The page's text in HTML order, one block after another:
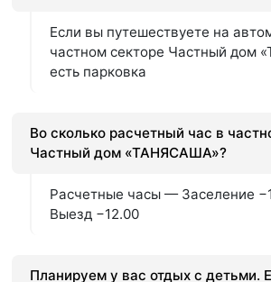
Если вы путешествуете на
частном секторе Частный дом
есть парковка
Во сколько расчетный час в
Частный дом «ТАНЯСАША»?
Расчетные часы — Заселение
Выезд −12.00
Планируем у вас отдых с детьми.